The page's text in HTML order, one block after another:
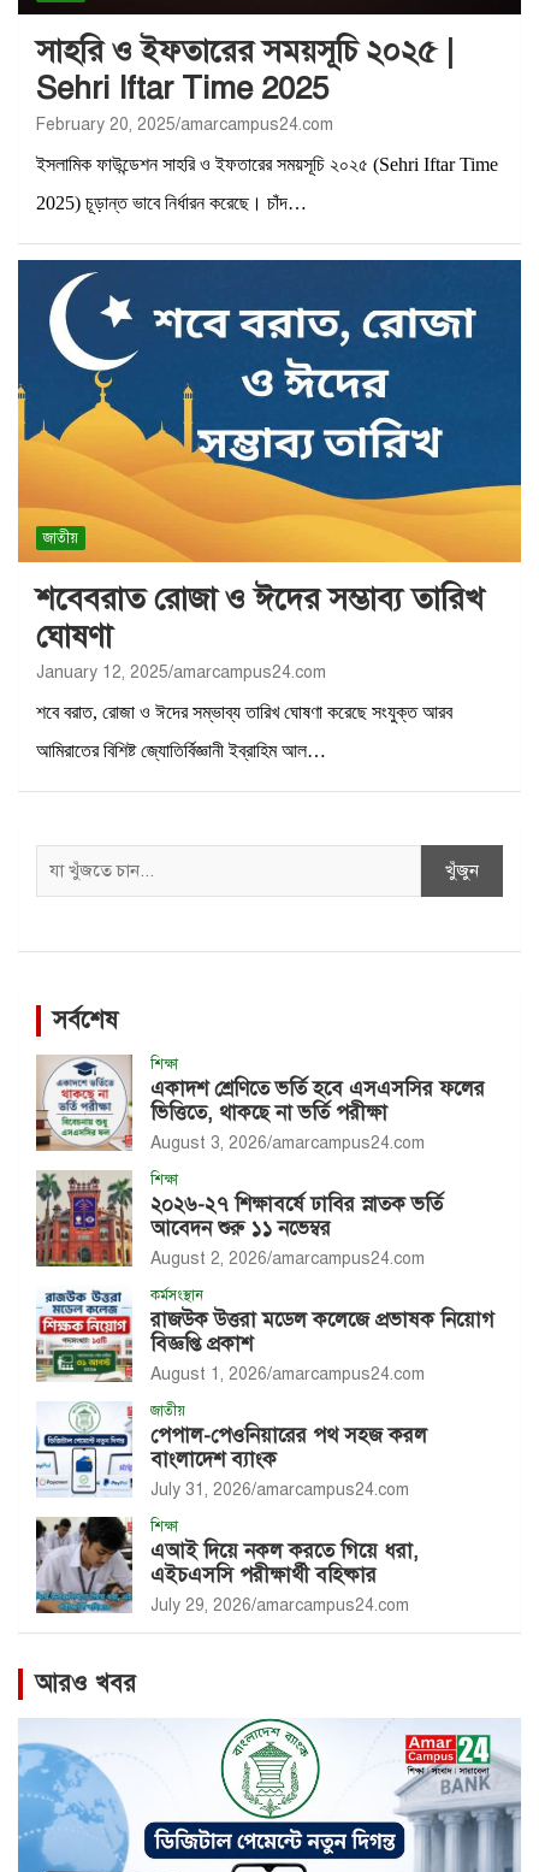
সাহরি ও ইফতারের সময়সূচি ২০২৫ |
Sehri Iftar Time 2025
February 20, 2025 amarcampus24.com
ইসলামিক ফাউন্ডেশন সাহরি ও ইফতারের সময়সূচি ২০২৫ (Sehri Iftar Time
2025) চূড়ান্ত ভাবে নির্ধারন করেছে। চাঁদ…
জাতীয়
শবেবরাত রোজা ও ঈদের সম্ভাব্য তারিখ
ঘোষণা
January 12, 2025 amarcampus24.com
শবে বরাত, রোজা ও ঈদের সম্ভাব্য তারিখ ঘোষণা করেছে সংযুক্ত আরব
আমিরাতের বিশিষ্ট জ্যোতির্বিজ্ঞানী ইব্রাহিম আল…
খুঁজুন
সর্বশেষ
শিক্ষা
একাদশ শ্রেণিতে ভর্তি হবে এসএসসির ফলের
ভিত্তিতে, থাকছে না ভর্তি পরীক্ষা
August 3, 2026 amarcampus24.com
শিক্ষা
২০২৬-২৭ শিক্ষাবর্ষে ঢাবির স্নাতক ভর্তি
আবেদন শুরু ১১ নভেম্বর
August 2, 2026 amarcampus24.com
কর্মসংস্থান
রাজউক উত্তরা মডেল কলেজে প্রভাষক নিয়োগ
বিজ্ঞপ্তি প্রকাশ
August 1, 2026 amarcampus24.com
জাতীয়
পেপাল-পেওনিয়ারের পথ সহজ করল
বাংলাদেশ ব্যাংক
July 31, 2026 amarcampus24.com
শিক্ষা
এআই দিয়ে নকল করতে গিয়ে ধরা,
এইচএসসি পরীক্ষার্থী বহিষ্কার
July 29, 2026 amarcampus24.com
আরও খবর